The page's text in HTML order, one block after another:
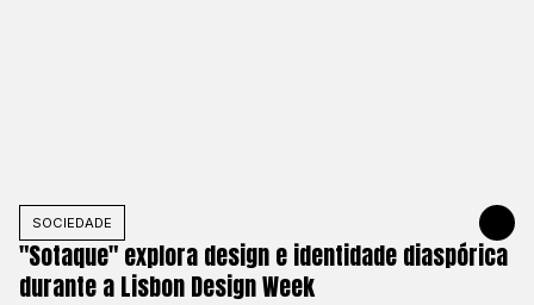
SOCIEDADE MAY 27,
"Sotaque" explora design e identidade diaspórica
durante a Lisbon Design Week